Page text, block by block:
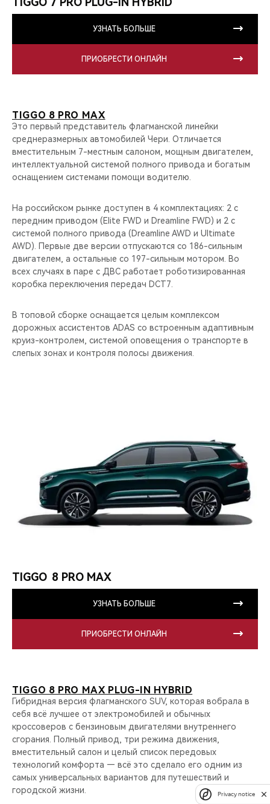
УЗНАТЬ БОЛЬШЕ
ПРИОБРЕСТИ ОНЛАЙН
TIGGO 8 PRO MAX
Это первый представитель флагманской линейки
среднеразмерных автомобилей Чери. Отличается
вместительным 7-местным салоном, мощным двигателем,
интеллектуальной системой полного привода и богатым
оснащением системами помощи водителю.
На российском рынке доступен в 4 комплектациях: 2 с
передним приводом (Elite FWD и Dreamline FWD) и 2 с
системой полного привода (Dreamline AWD и Ultimate
AWD). Первые две версии отпускаются со 186-сильным
двигателем, а остальные со 197-сильным мотором. Во
всех случаях в паре с ДВС работает роботизированная
коробка переключения передач DCT7.
В топовой сборке оснащается целым комплексом
дорожных ассистентов ADAS со встроенным адаптивным
круиз-контролем, системой оповещения о транспорте в
слепых зонах и контроля полосы движения.
TIGGO 8 PRO MAX
УЗНАТЬ БОЛЬШЕ
ПРИОБРЕСТИ ОНЛАЙН
TIGGO 8 PRO MAX PLUG-IN HYBRID
Гибридная версия флагманского SUV, которая вобрала в
себя всё лучшее от электромобилей и обычных
кроссоверов с бензиновым двигателями внутреннего
сгорания. Полный привод, три режима движения,
вместительный салон и целый список передовых
технологий комфорта — всё это сделало его одним из
самых универсальных вариантов для путешествий и
городской жизни.
Privacy notice